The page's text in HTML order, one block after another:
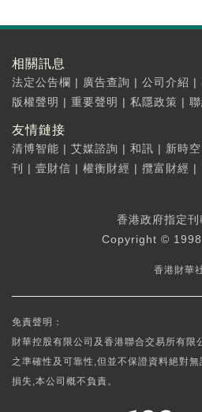
相關訊息
法定公告欄 | 廣告查詢 | 公司介紹 |
版權聲明 | 重要聲明 | 私隱政策 |
友情鏈接
清博智能 | 艾媒諮詢 | 和訊 | 新時空
刊
| 壹財信 | 權衡財經 | 攬富財經 |
香港政府指定
Copyright © 1998
香港財華
免責聲明：
財華控股有限公司及香港聯合交易所有限
之準確性及可靠性,但並不保證資料絕對
損失,本公司概不負責。